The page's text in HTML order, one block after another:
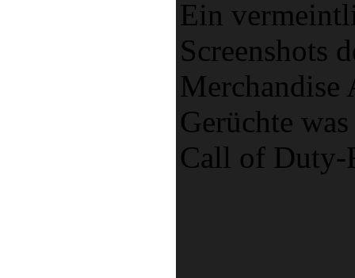
Ein
Screenshots
Merchandise
Gerüchte
Call of